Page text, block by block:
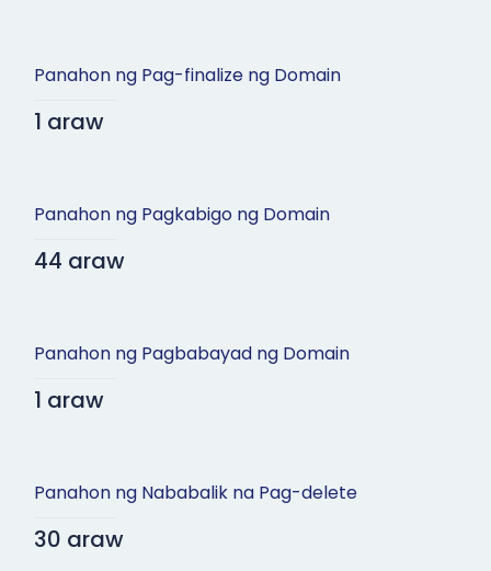
Panahon ng Pag-finalize ng Domain
1 araw
Panahon ng Pagkabigo ng Domain
44 araw
Panahon ng Pagbabayad ng Domain
1 araw
Panahon ng Nababalik na Pag-delete
30 araw